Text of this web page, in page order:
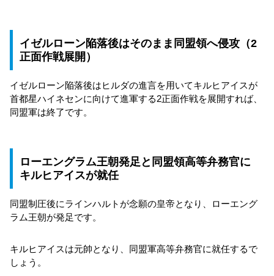
イゼルローン陥落後はそのまま同盟領へ侵攻（2
正面作戦展開）
イゼルローン陥落後はヒルダの進言を用いてキルヒアイスが
首都星ハイネセンに向けて進軍する2正面作戦を展開すれば、
同盟軍は終了です。
ローエングラム王朝発足と同盟領高等弁務官に
キルヒアイスが就任
同盟制圧後にラインハルトが念願の皇帝となり、ローエング
ラム王朝が発足です。
キルヒアイスは元帥となり、同盟軍高等弁務官に就任するで
しょう。